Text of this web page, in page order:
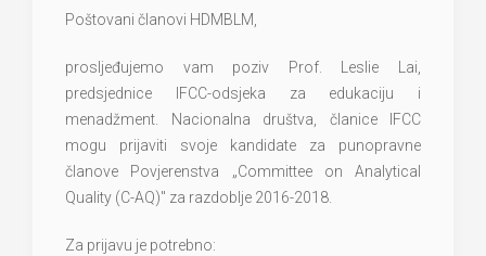
Poštovani članovi HDMBLM,
prosljeđujemo vam poziv Prof. Leslie Lai,
predsjednice IFCC-odsjeka za edukaciju i
menadžment. Nacionalna društva, članice IFCC
mogu prijaviti svoje kandidate za punopravne
članove Povjerenstva „Committee on Analytical
Quality (C-AQ)" za razdoblje 2016-2018.
Za prijavu je potrebno: